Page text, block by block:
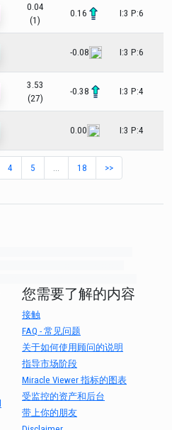
0.04
(1)
0.16 I:3 P:6
-0.08 I:3 P:6
3.53
(27)
-0.38 I:3 P:4
0.00 I:3 P:4
4 5 18 >>
您需要了解的内容
接触
FAQ - 常见问题
关于如何使用顾问的说明
指导市场阶段
Miracle Viewer 指标的图表
受监控的资产和后台
带上你的朋友